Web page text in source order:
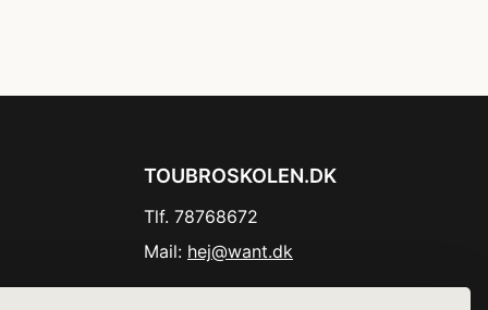
TOUBROSKOLEN.DK
Tlf. 78768672
Mail: hej@want.dk